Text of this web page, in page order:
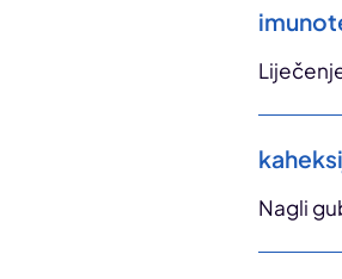
Nagli